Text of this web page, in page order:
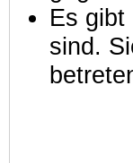
Es gibt
sind.